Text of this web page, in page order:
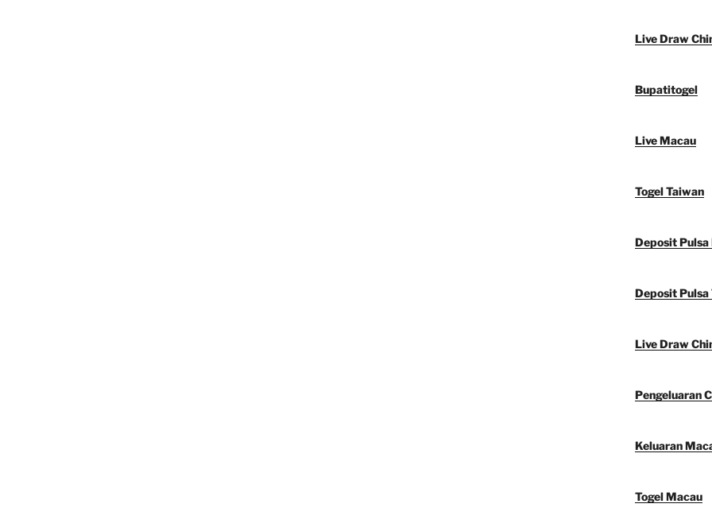
Live Draw
Bupatitogel
Live Macau
Togel Taiwan
Deposit Pulsa
Deposit Pulsa
Live Draw
Pengeluaran
Keluaran
Togel Macau